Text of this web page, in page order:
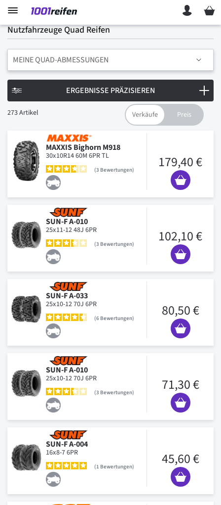
Mein
Nutzfahrzeuge Quad Reifen
273Artikel
MAXXIS Bighorn M918
30x10R14 60M 6PR TL
3 Bewertungen 179,40 €
SUN-F A-010
25x11-12 48J 6PR
3 Bewertungen 102,10 €
SUN-F A-033
25x10-12 70J 6PR
6 Bewertungen 80,50 €
SUN-F A-010
25x10-12 70J 6PR
3 Bewertungen 71,30 €
SUN-F A-004
16x8-7 6PR
1 Bewertungen 45,60 €
MEINE QUAD-ABMESSUNGEN
ERGEBNISSE PRÄZISIEREN